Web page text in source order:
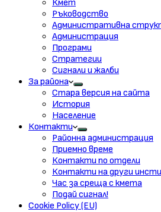
Кмет
Ръководство
Административна
Администрация
Програми
Стратегии
Сигнали и жалби
За района
Стара версия на сайта
История
Население
Контакти
Районна администрация
Приемно време
Контакти по отдели
Контакти на други
Час за среща с кмета
Подай сигнал!
Cookie Policy (EU)